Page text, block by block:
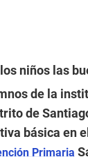
niños las
de la
de
básica en
Primaria